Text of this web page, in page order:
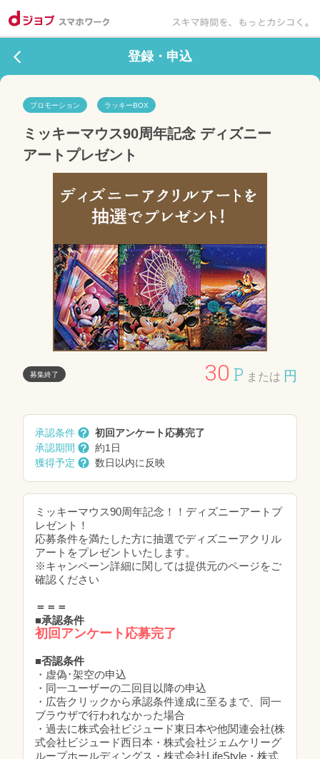
登録・申込
プロモーション ラッキーBOX
ミッキーマウス90周年記念 ディズニー
アートプレゼント
募集終了 30 P または 円
承認条件
初回アンケート応募完了
承認期間
約1日
獲得予定
数日以内に反映
ミッキーマウス90周年記念！！ディズニーアートプ
レゼント！
応募条件を満たした方に抽選でディズニーアクリル
アートをプレゼントいたします。
※キャンペーン詳細に関しては提供元のページをご
確認ください
＝＝＝
■承認条件
初回アンケート応募完了
■否認条件
・虚偽･架空の申込
・同一ユーザーの二回目以降の申込
・広告クリックから承認条件達成に至るまで、同一
ブラウザで行われなかった場合
・過去に株式会社ビジュード東日本や他関連会社(株
式会社ビジュード西日本・株式会社ジェムケリーグ
ループホールディングス・株式会社LifeStyle・株式